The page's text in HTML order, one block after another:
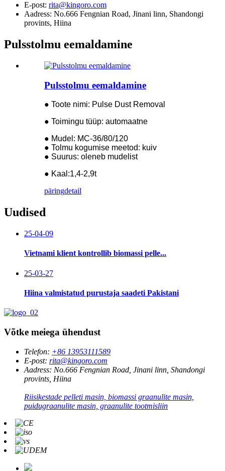
E-post: rita@kingoro.com
Aadress: No.666 Fengnian Road, Jinani linn, Shandongi
provints, Hiina
Pulsstolmu eemaldamine
Pulsstolmu eemaldamine
● Toote nimi: Pulse Dust Removal
● Toimingu tüüp: automaatne
● Mudel: MC-36/80/120
● Tolmu kogumise meetod: kuiv
● Suurus: oleneb mudelist
● Kaal:1,4-2,9t
päringdetail
Uudised
25-04-09
Vietnami klient kontrollib biomassi pelle...
25-03-27
Hiina valmistatud purustaja saadeti Pakistani
Võtke meiega ühendust
Telefon: +86 13953111589
E-post: rita@kingoro.com
Aadress: No.666 Fengnian Road, Jinani linn, Shandongi
provints, Hiina
Riisikestade pelleti masin, biomassi graanulite masin,
puidugraanulite masin, graanulite tootmisliin